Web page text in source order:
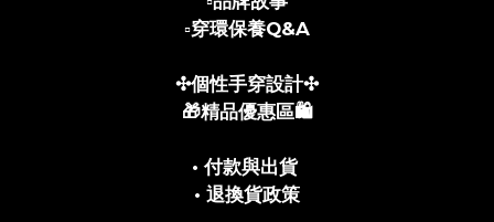
▫️穿環保養Q&A
✣個性手穿設計✣
🎁精品優惠區🛍️
• 付款與出貨
• 退換貨政策